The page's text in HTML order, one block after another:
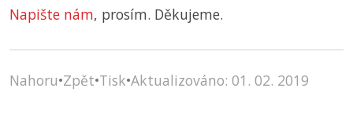
Napište nám, prosím. Děkujeme.
Nahoru•Zpět•Tisk•Aktualizováno: 01. 02. 2019